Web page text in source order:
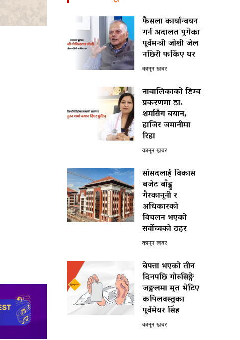
फैसला कार्यान्वयन
गर्न अदालत पुगेका
पूर्वमन्त्री जोशी जेल
नछिरी फर्किए घर
कानून खबर
नाबालिकाको डिम्ब
प्रकरणमा डा.
शर्मासँग बयान,
हाजिर जमानीमा
रिहा
कानून खबर
सांसदलाई विकास
बजेट बाँड्नु
गैरकानूनी र
अधिकारको
विचलन भएको
सर्वोच्चको ठहर
कानून खबर
बेपत्ता भएको तीन
दिनपछि गोरुसिङ्गे
जङ्गलमा मृत भेटिए
कपिलवस्तुका
पूर्वमेयर सिंह
कानून खबर